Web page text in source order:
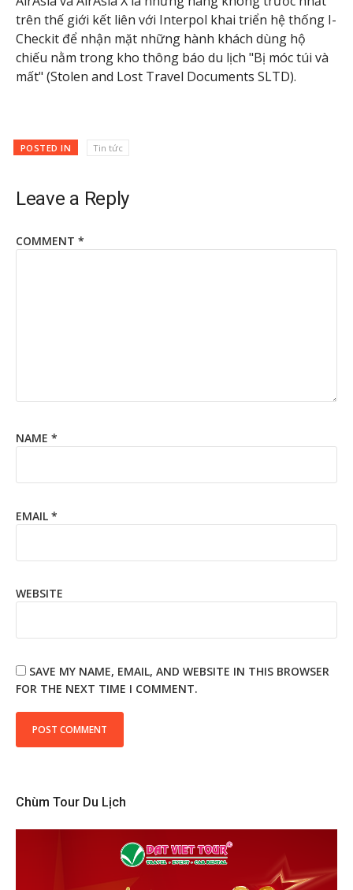
trên thế giới kết liên với Interpol khai triển hệ thống I-
Checkit để nhận mặt những hành khách dùng hộ
chiếu nằm trong kho thông báo du lịch "Bị móc túi và
mất" (Stolen and Lost Travel Documents SLTD).
POSTED IN Tin tức
Leave a Reply
COMMENT *
NAME *
EMAIL *
WEBSITE
SAVE MY NAME, EMAIL, AND WEBSITE IN THIS BROWSER
FOR THE NEXT TIME I COMMENT.
Chùm Tour Du Lịch